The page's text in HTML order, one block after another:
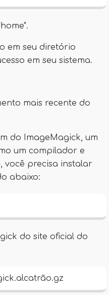
em seu diretório
em seu sistema.
mais recente do
do ImageMagick, um
um compilador e
você precisa instalar
abaixo:
do site oficial do